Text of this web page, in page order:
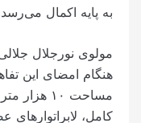
به پایه اکمال می‌رسد.
مولوی نورجلال
هنگام امضای این
مساحت ۱۰
کامل،